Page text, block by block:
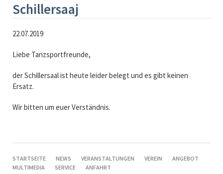
Schillersaaj
22.07.2019
Liebe Tanzsportfreunde,
der Schillersaal ist heute leider belegt und es gibt keinen
Ersatz.
Wir bitten um euer Verständnis.
NAVIGATION
ÜBERSPRINGEN
STARTSEITE NEWS VERANSTALTUNGEN VEREIN
ANGEBOT
MULTIMEDIA
SERVICE ANFAHRT